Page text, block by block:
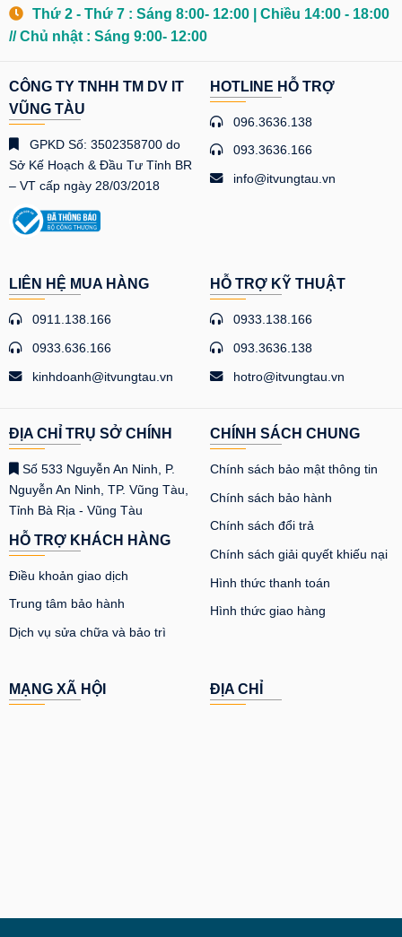
Thứ 2 - Thứ 7 : Sáng 8:00- 12:00 | Chiều 14:00 - 18:00
// Chủ nhật : Sáng 9:00- 12:00
CÔNG TY TNHH TM DV IT
VŨNG TÀU
GPKD Số: 3502358700 do
Sở Kế Hoạch & Đầu Tư Tỉnh BR
– VT cấp ngày 28/03/2018
HOTLINE HỖ TRỢ
096.3636.138
093.3636.166
info@itvungtau.vn
LIÊN HỆ MUA HÀNG
0911.138.166
0933.636.166
kinhdoanh@itvungtau.vn
HỖ TRỢ KỸ THUẬT
0933.138.166
093.3636.138
hotro@itvungtau.vn
ĐỊA CHỈ TRỤ SỞ CHÍNH
Số 533 Nguyễn An Ninh, P.
Nguyễn An Ninh, TP. Vũng Tàu,
Tỉnh Bà Rịa - Vũng Tàu
HỖ TRỢ KHÁCH HÀNG
Điều khoản giao dịch
Trung tâm bảo hành
Dịch vụ sửa chữa và bảo trì
CHÍNH SÁCH CHUNG
Chính sách bảo mật thông tin
Chính sách bảo hành
Chính sách đổi trả
Chính sách giải quyết khiếu nại
Hình thức thanh toán
Hình thức giao hàng
MẠNG XÃ HỘI ĐỊA CHỈ